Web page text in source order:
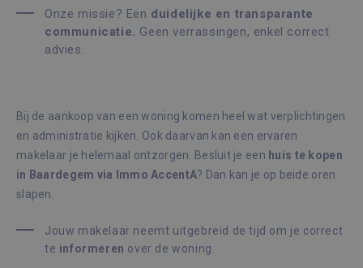
Onze missie? Een duidelijke en transparante
communicatie. Geen verrassingen, enkel correct
advies.
Bij de aankoop van een woning komen heel wat verplichtingen
en administratie kijken. Ook daarvan kan een ervaren
makelaar je helemaal ontzorgen. Besluit je een huis te kopen
in Baardegem via Immo AccentA? Dan kan je op beide oren
slapen.
Jouw makelaar neemt uitgebreid de tijd om je correct
te informeren over de woning.